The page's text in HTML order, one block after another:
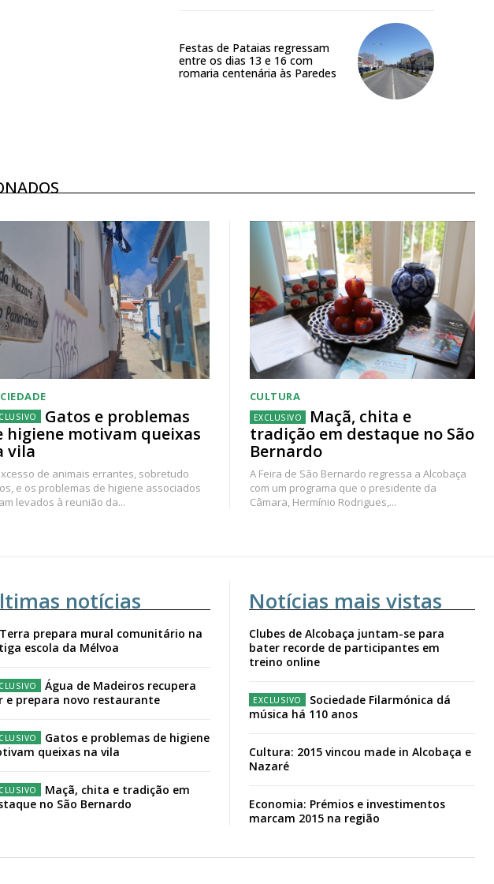
Festas de Pataias regressam
entre os dias 13 e 16 com
romaria centenária às Paredes
Gatos e problemas
higiene motivam queixas
vila
de animais errantes, sobretudo
e os problemas de higiene associados
levados à reunião da...
CULTURA
Maçã, chita e
tradição em destaque no São
Bernardo
A Feira de São Bernardo regressa a Alcobaça
com um programa que o presidente da
Câmara, Hermínio Rodrigues,...
notícias
prepara mural comunitário na
escola da Mélvoa
Água de Madeiros recupera
e prepara novo restaurante
Gatos e problemas de higiene
queixas na vila
Maçã, chita e tradição em
no São Bernardo
Notícias mais vistas
Clubes de Alcobaça juntam-se para
bater recorde de participantes em
treino online
Sociedade Filarmónica dá
música há 110 anos
Cultura: 2015 vincou made in Alcobaça e
Nazaré
Economia: Prémios e investimentos
marcam 2015 na região